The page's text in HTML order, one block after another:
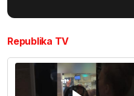
Republika TV